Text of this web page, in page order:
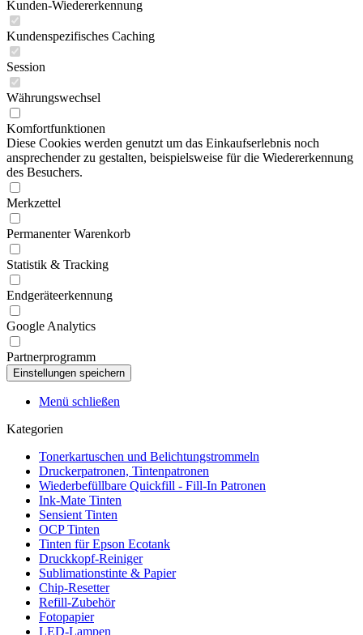
Kunden-Wiedererkennung
Kundenspezifisches Caching
Session
Währungswechsel
Komfortfunktionen
Diese Cookies werden genutzt um das Einkaufserlebnis noch
ansprechender zu gestalten, beispielsweise für die Wiedererkennung
des Besuchers.
Merkzettel
Permanenter Warenkorb
Statistik & Tracking
Endgeräteerkennung
Google Analytics
Partnerprogramm
Menü schließen
Kategorien
Tonerkartuschen und Belichtungstrommeln
Druckerpatronen, Tintenpatronen
Wiederbefüllbare Quickfill - Fill-In Patronen
Ink-Mate Tinten
Sensient Tinten
OCP Tinten
Tinten für Epson Ecotank
Druckkopf-Reiniger
Sublimationstinte & Papier
Chip-Resetter
Refill-Zubehör
Fotopapier
LED-Lampen